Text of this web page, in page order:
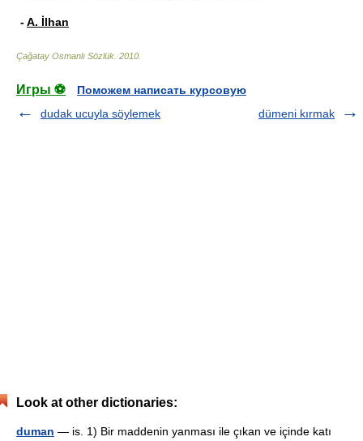
-A. İlhan
Çağatay Osmanlı Sözlük 2010
Игры ⚽
Поможем написать курсовую
dudak ucuyla söylemek
dümeni kırmak
Look at other dictionaries:
duman — is. 1) Bir maddenin yanması ile çıkan ve içinde katı